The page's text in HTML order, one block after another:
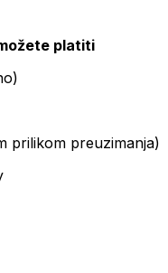
platiti
prilikom preuzimanja)